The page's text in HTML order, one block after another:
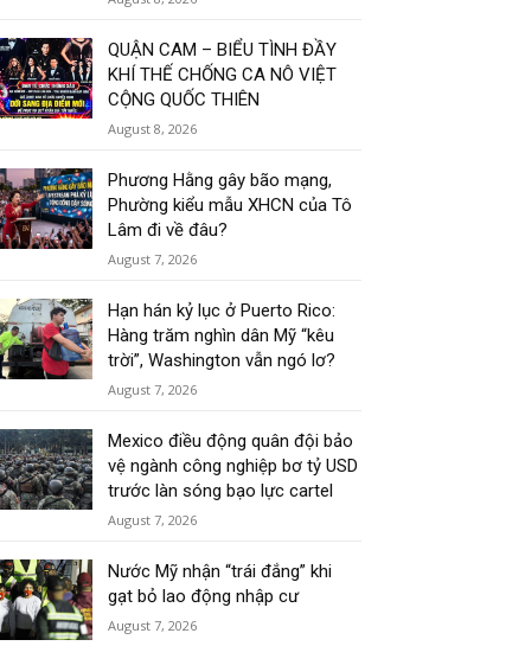
QUẬN CAM – BIỂU TÌNH ĐẦY
KHÍ THẾ CHỐNG CA NÔ VIỆT
CỘNG QUỐC THIÊN
August 8, 2026
Phương Hằng gây bão mạng,
Phường kiểu mẫu XHCN của Tô
Lâm đi về đâu?
August 7, 2026
Hạn hán kỷ lục ở Puerto Rico:
Hàng trăm nghìn dân Mỹ “kêu
trời”, Washington vẫn ngó lơ?
August 7, 2026
Mexico điều động quân đội bảo
vệ ngành công nghiệp bơ tỷ USD
trước làn sóng bạo lực cartel
August 7, 2026
Nước Mỹ nhận “trái đắng” khi
gạt bỏ lao động nhập cư
August 7, 2026